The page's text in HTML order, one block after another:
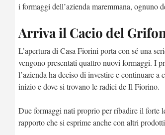
i formaggi dell’azienda maremmana, ognuno
Arriva il Cacio del
L’apertura di Casa Fiorini porta con sé una
vengono presentati quattro nuovi formaggi. I
l’azienda ha deciso di investire e continuare a
inizio e dove si trovano le radici de Il Fiorino.
Due formaggi nati proprio per ribadire il forte
rapporto che si esprime anche con altri